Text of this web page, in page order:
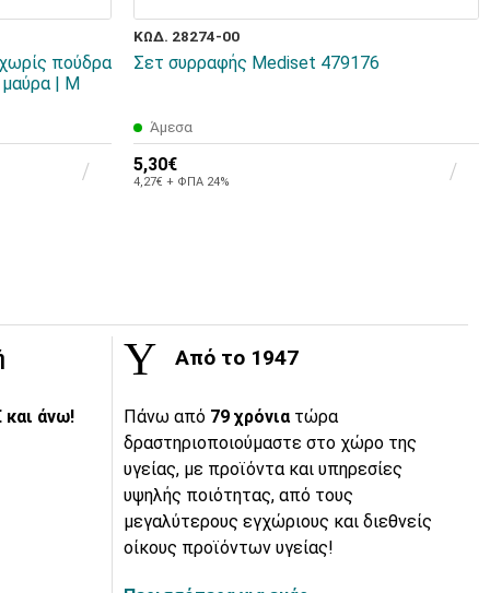
χωρίς πούδρα
μαύρα | M
ΚΩΔ. 28274-00
Σετ συρραφής Mediset 479176
Άμεσα
5,30€
4,27€ + ΦΠΑ 24%
και άνω!
Από το 1947
Πάνω από 79 χρόνια τώρα
δραστηριοποιούμαστε στο χώρο της
υγείας, με προϊόντα και υπηρεσίες
υψηλής ποιότητας, από τους
μεγαλύτερους εγχώριους και διεθνείς
οίκους προϊόντων υγείας!